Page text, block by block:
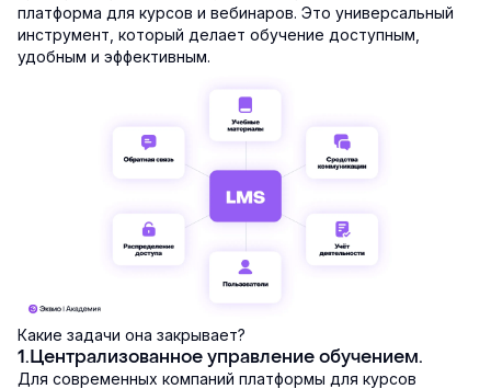
платформа для курсов и вебинаров. Это универсальный
инструмент, который делает обучение доступным,
удобным и эффективным.
Какие задачи она закрывает?
1.Централизованное управление обучением.
Для современных компаний платформы для курсов